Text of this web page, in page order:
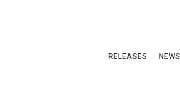
RELEASES NEWS